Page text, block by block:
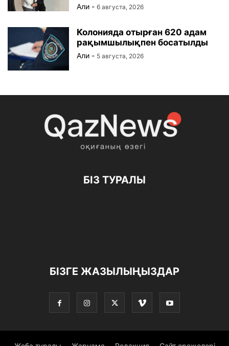
Али - 6 августа, 2026
Колонияда отырған 620 адам
рақымшылықпен босатылды
Али - 5 августа, 2026
БІЗ ТУРАЛЫ
БІЗГЕ ЖАЗЫЛЫҢЫЗДАР